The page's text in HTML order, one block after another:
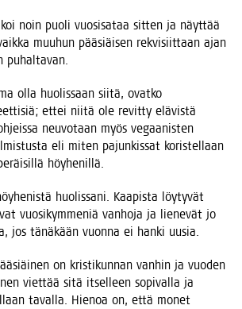
noin puo­li vuo­si­sa­taa sit­ten ja näyt­tää
muu­hun pää­siäi­sen rekvi­siit­taan ajan
puhaltavan.
olla huo­lis­saan sii­tä, ovat­ko
ettei nii­tä ole revit­ty elä­vis­tä
neu­vo­taan myös vegaa­nis­ten
eli miten pajun­kis­sat koris­tel­laan
höyhenillä.
huo­lis­sa­ni. Kaa­pis­ta löy­ty­vät
vuo­si­kym­me­niä van­ho­ja ja lie­ne­vät jo
jos tänä­kään vuon­na ei han­ki uusia.
on kris­ti­kun­nan van­hin ja vuo­den
viet­tää sitä itsel­leen sopi­val­la ja
taval­la. Hie­noa on, että monet